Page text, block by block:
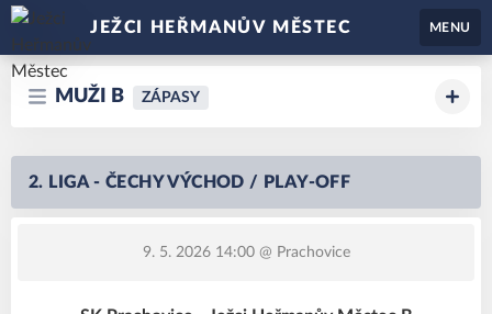
JEŽCI HEŘMANŮV MĚSTEC MENU
MUŽI B ZÁPASY
2. LIGA - ČECHY VÝCHOD / PLAY-OFF
9. 5. 2026 14:00@ Prachovice